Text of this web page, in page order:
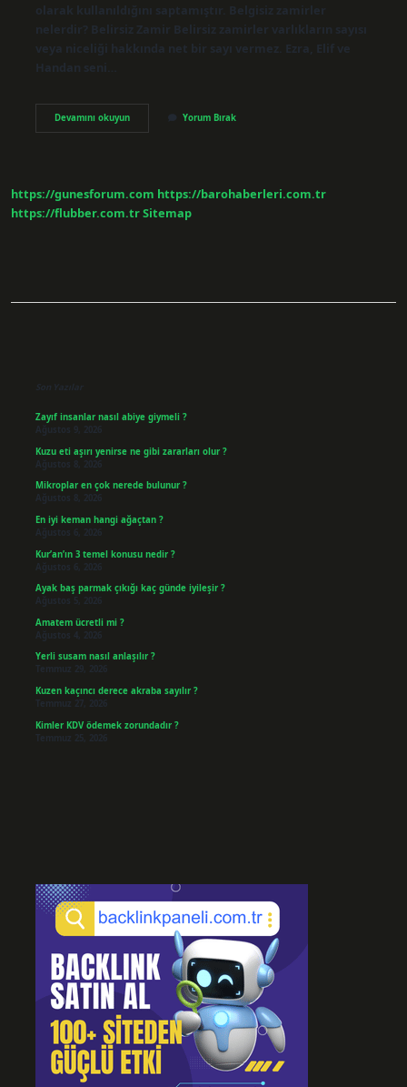
olarak kullanıldığını saptamıştır. Belgisiz zamirler
nelerdir? Belirsiz Zamir Belirsiz zamirler varlıkların sayısı
veya niceliği hakkında net bir sayı vermez. Ezra, Elif ve
Handan seni…
Devamını okuyunKendi
Zamir
Yorum Bırak
https://gunesforum.com https://barohaberleri.com.tr
https://flubber.com.trSitemap
Son Yazılar
Zayıf insanlar nasıl abiye giymeli ?
Ağustos 9, 2026
Kuzu eti aşırı yenirse ne gibi zararları olur ?
Ağustos 8, 2026
Mikroplar en çok nerede bulunur ?
Ağustos 8, 2026
En iyi keman hangi ağaçtan ?
Ağustos 6, 2026
Kur’an’ın 3 temel konusu nedir ?
Ağustos 6, 2026
Ayak baş parmak çıkığı kaç günde iyileşir ?
Ağustos 5, 2026
Amatem ücretli mi ?
Ağustos 4, 2026
Yerli susam nasıl anlaşılır ?
Temmuz 29, 2026
Kuzen kaçıncı derece akraba sayılır ?
Temmuz 27, 2026
Kimler KDV ödemek zorundadır ?
Temmuz 25, 2026